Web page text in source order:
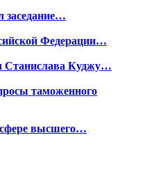
Федерации…
Станислава Куджу…
таможенного
сфере высшего…